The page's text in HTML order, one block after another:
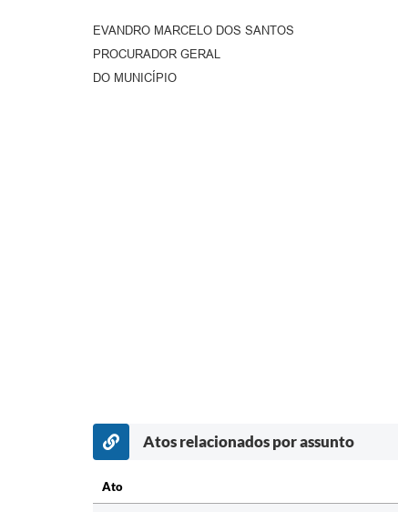
EVANDRO MARCELO DOS SANTOS
PROCURADOR GERAL
DO MUNICÍPIO
Atos relacionados por assunto
Ato